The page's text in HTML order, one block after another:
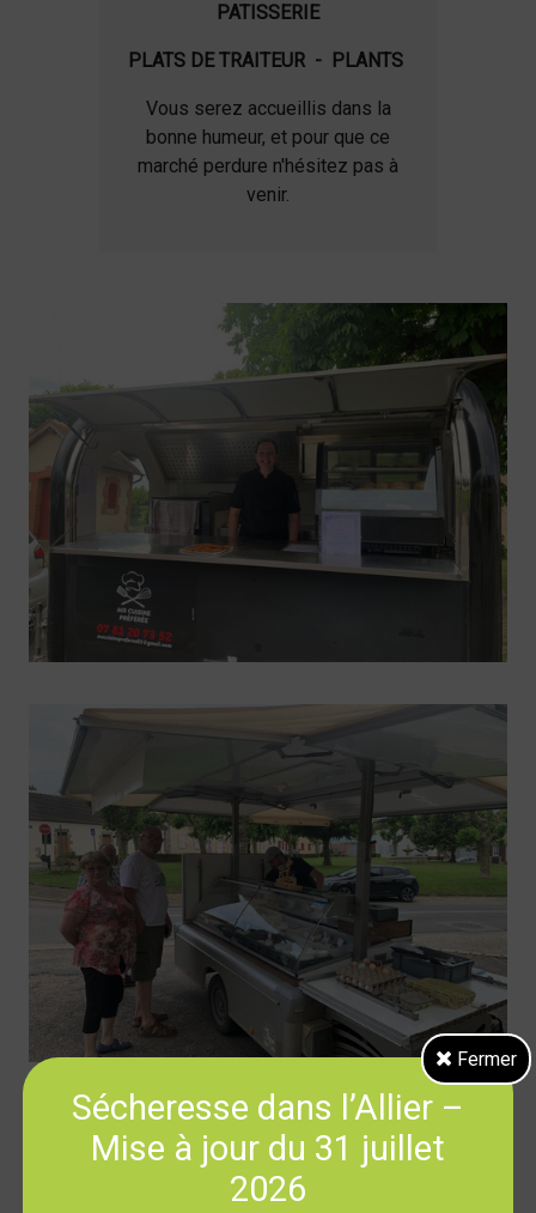
PATISSERIE
PLATS DE TRAITEUR - PLANTS
Vous serez accueillis dans la
bonne humeur, et pour que ce
marché perdure n'hésitez pas à
venir.
Fermer
Sécheresse dans l’Allier –
Mise à jour du 31 juillet
2026